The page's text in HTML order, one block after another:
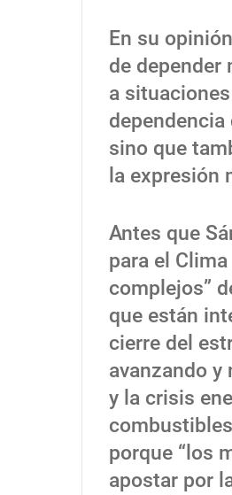
En su
de depender
a
sino que
la expresión
Antes que
para el
complejos”
que están
cierre del
avanzando y
y la crisis
porque “los
apostar por